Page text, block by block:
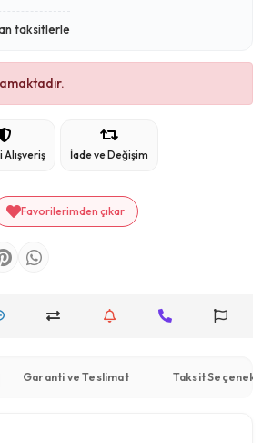
taksitlerle
İade ve Değişim
Favorilerimden çıkar
Garanti ve Teslimat Taksit